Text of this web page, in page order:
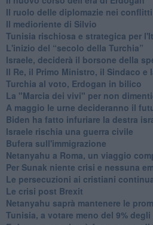
Il ruolo delle diplomazie nei conflitti
Il medioriente di Silvio
Tunisia rischiosa e strategica per
L'inizio del “secolo della Turchia”
Israele, deciderà il borsone della
Il Re, il Primo Ministro, il Sindaco e
Turchia al voto, Erdogan in bilico
La "Marcia dei vivi" per non
A maggio le urne decideranno il
Biden ha fatto infuriare la destra
Israele rischia una guerra civile
Bufera sull'immigrazione
Netanyahu a Roma, un viaggio
Per Sunak niente crisi e nessuna
Le persecuzioni ai cristiani
Le crisi post Brexit
Netanyahu saprà mantenere le
Tunisia, a votare meno del 9%